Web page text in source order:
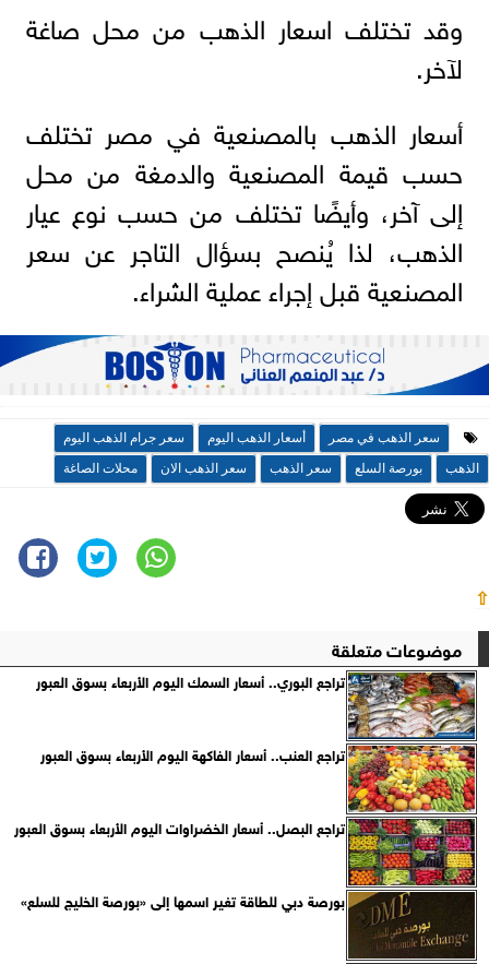
وقد تختلف اسعار الذهب من محل صاغة
لآخر.
أسعار الذهب بالمصنعية في مصر تختلف
حسب قيمة المصنعية والدمغة من محل
إلى آخر، وأيضًا تختلف من حسب نوع عيار
الذهب، لذا يُنصح بسؤال التاجر عن سعر
المصنعية قبل إجراء عملية الشراء.
سعر الذهب في مصر أسعار الذهب اليوم
سعر جرام الذهب اليوم
الذهب
بورصة السلع سعر الذهب سعر الذهب الان محلات الصاغة
⇧
موضوعات متعلقة
تراجع البوري.. أسعار السمك اليوم الأربعاء بسوق العبور
تراجع العنب.. أسعار الفاكهة اليوم الأربعاء بسوق العبور
تراجع البصل.. أسعار الخضراوات اليوم الأربعاء بسوق العبور
بورصة دبي للطاقة تغير اسمها إلى «بورصة الخليج للسلع»